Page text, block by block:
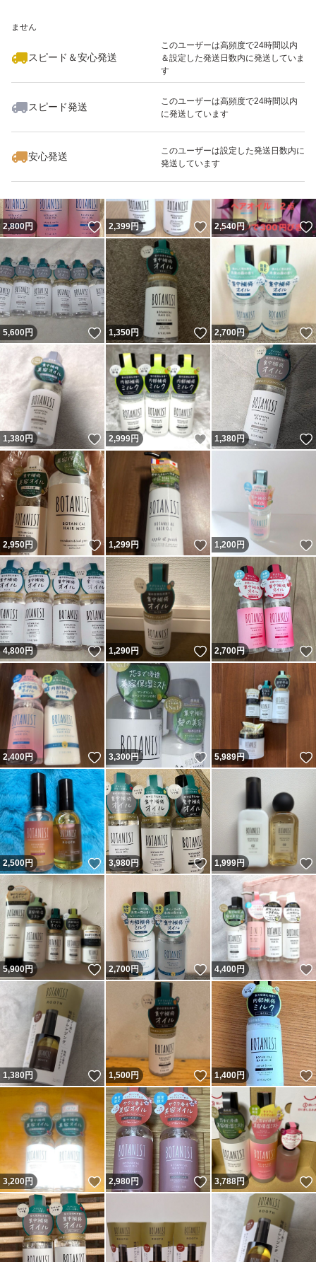
ません
スピード＆安心発送
このユーザーは高頻度で24時間以内
＆設定した発送日数内に発送していま
す
スピード発送
このユーザーは高頻度で24時間以内
に発送しています
安心発送
このユーザーは設定した発送日数内に
発送しています
いいね！
3,780
2,800円 いいね！
2,399円 いいね！
2,540円
5,600円 いいね！
1,350円 いいね！
2,700円
1,380円 いいね！
2,999円 いいね！
1,380円
2,950円 いいね！
1,299円 いいね！
1,200 円
4,800円 いいね！
1,290円 いいね！
2,700円
2,400円 いいね！
3,300円 いいね！
5,989円
2,500円 いいね！
3,980円 いいね！
1,999円
5,900円 いいね！
2,700円 いいね！
4,400円
1,380円 いいね！
1,500円 いいね！
1,400円
3,200円 いいね！
2,980円 いいね！
3,788円